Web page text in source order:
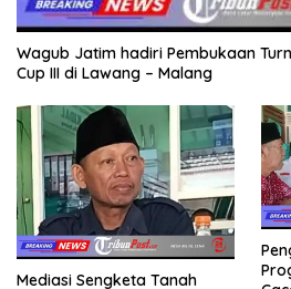
Wagub Jatim hadiri Pembukaan
Cup III di Lawang – Malang
Mediasi Sengketa Tanah